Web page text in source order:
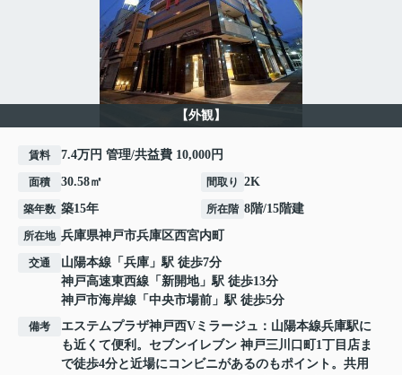
【外観】
賃料 7.4万円 管理/共益費 10,000円
面積 30.58㎡ 間取り 2K
築年数 築15年 所在階 8階/15階建
所在地 兵庫県神戸市兵庫区西宮内町
交通 山陽本線 「 兵庫 」駅 徒歩7分
神戸高速東西線 「 新開地」駅 徒歩13分
神戸市海岸線 「 中央市場前 」駅 徒歩5分
備考
エステムプラザ神戸西Vミラージュ：山陽本線兵庫駅に
も近くて便利。セブンイレブン 神戸三川口町1丁目店ま
で徒歩4分と近場にコンビニがあるのもポイント。共用